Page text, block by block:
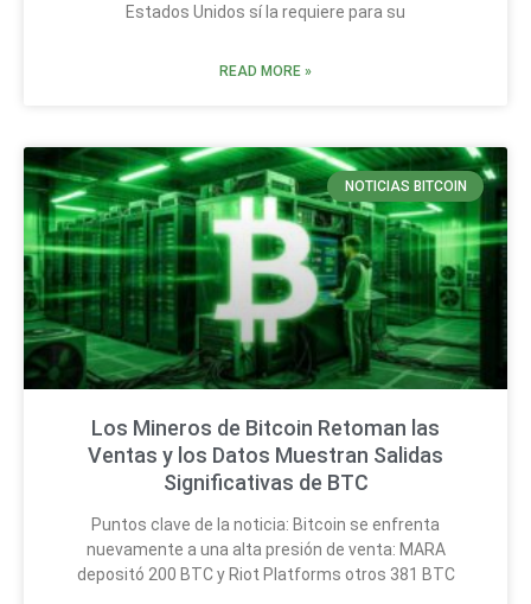
Estados Unidos sí la requiere para su
READ MORE »
NOTICIAS BITCOIN
Los Mineros de Bitcoin Retoman las
Ventas y los Datos Muestran Salidas
Significativas de BTC
Puntos clave de la noticia: Bitcoin se enfrenta
nuevamente a una alta presión de venta: MARA
depositó 200 BTC y Riot Platforms otros 381 BTC